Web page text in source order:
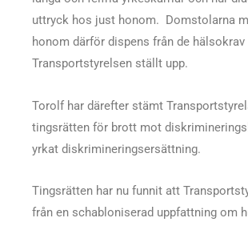
uttryck hos just honom. Domstolarna
honom därför dispens från de hälsokrav
Transportstyrelsen ställt upp.
Torolf har därefter stämt
tingsrätten för brott mot
yrkat diskrimineringsersättning.
Tingsrätten har nu funnit att
från en schabloniserad uppfattning om